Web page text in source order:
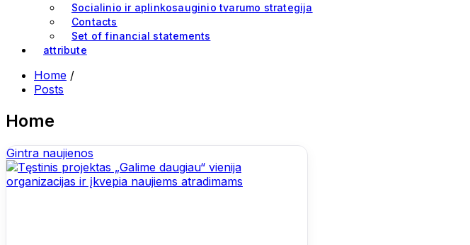
Socialinio ir aplinkosauginio tvarumo strategija
Contacts
Set of financial statements
attribute
Home /
Posts
Home
Gintra naujienos